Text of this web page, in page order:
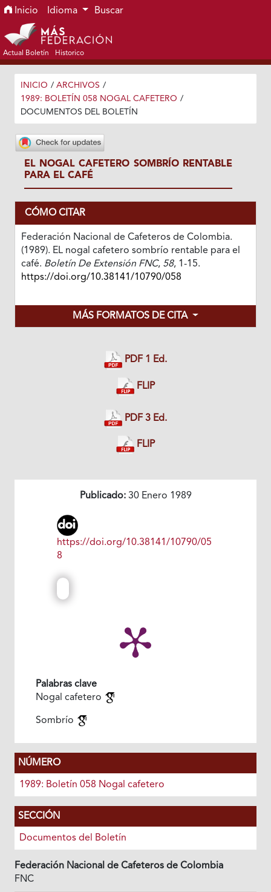
Ir al menú de navegación principal
Ir al contenido principal
Ir al pie de página del sitio
Inicio Idioma Buscar
Actual Boletín Historico
INICIO / ARCHIVOS /
1989: BOLETÍN 058 NOGAL CAFETERO /
DOCUMENTOS DEL BOLETÍN
EL NOGAL CAFETERO SOMBRÍO RENTABLE
PARA EL CAFÉ
CÓMO CITAR
Federación Nacional de Cafeteros de Colombia.
(1989). EL nogal cafetero sombrío rentable para el
café. Boletín De Extensión FNC, 58, 1-15.
https://doi.org/10.38141/10790/058
MÁS FORMATOS DE CITA
PDF 1 Ed.
FLIP
PDF 3 Ed.
FLIP
Publicado:30 Enero 1989
https://doi.org/10.38141/10790/05
8
Palabras clave
Nogal cafetero
Sombrío
NÚMERO
1989: Boletín 058 Nogal cafetero
SECCIÓN
Documentos del Boletín
Federación Nacional de Cafeteros de Colombia
FNC